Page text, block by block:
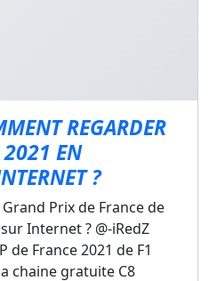
REGARDER
2021 EN
?
Prix de France de
Internet ? @-iRedZ
de France 2021 de F1
chaine gratuite C8